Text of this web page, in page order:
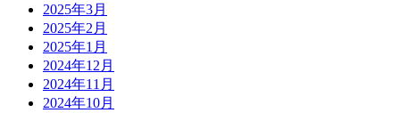
2025年3月
2025年2月
2025年1月
2024年12月
2024年11月
2024年10月